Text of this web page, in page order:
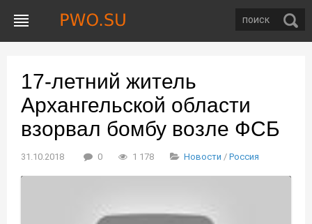
17-летний житель
Архангельской области
взорвал бомбу возле ФСБ
31.10.2018 0 1 178 Новости / Россия